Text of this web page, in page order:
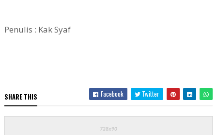
Penulis : Kak Syaf
SHARE THIS Facebook Twitter